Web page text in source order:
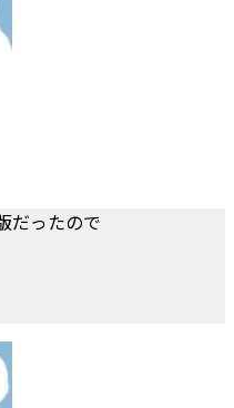
だったので